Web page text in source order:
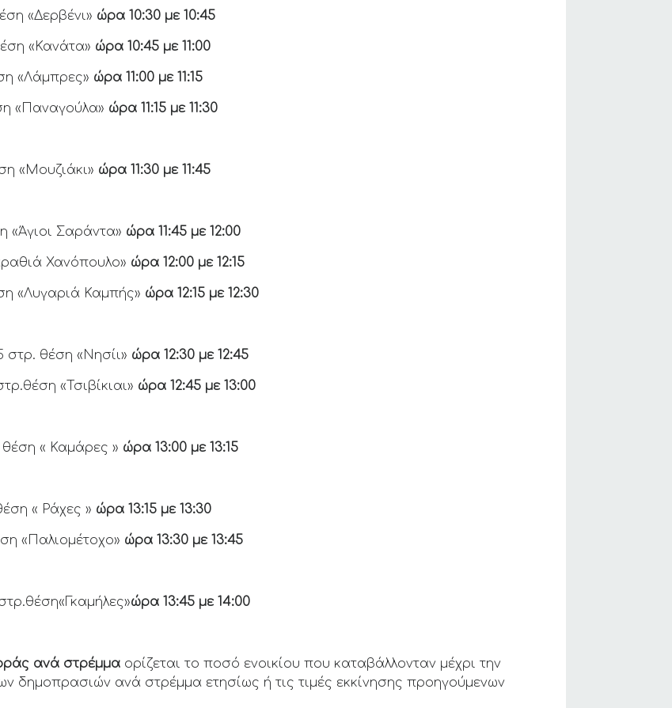
«Δερβένι» ώρα 10:30 με 10:45
«Κανάτα» ώρα 10:45 με 11:00
«Λάμπρες» ώρα 11:00 με 11:15
«Παναγούλα» ώρα 11:15 με 11:30
«Μουζιάκι» ώρα 11:30 με 11:45
«Άγιοι Σαράντα» ώρα 11:45 με 12:00
Χανόπουλο» ώρα 12:00 με 12:15
«Λυγαριά Καμπής» ώρα 12:15 με 12:30
στρ. θέση «Νησίι» ώρα 12:30 με 12:45
«Τσιβίκιαι» ώρα 12:45 με 13:00
θέση « Καμάρες » ώρα 13:00 με 13:15
« Ράχες » ώρα 13:15 με 13:30
«Παλιομέτοχο» ώρα 13:30 με 13:45
ώρα 13:45 με 14:00
ανά στρέμμα ορίζεται το ποσό ενοικίου που καταβάλλονταν μέχρι την
δημοπρασιών ανά στρέμμα ετησίως ή τις τιμές εκκίνησης προηγούμενων